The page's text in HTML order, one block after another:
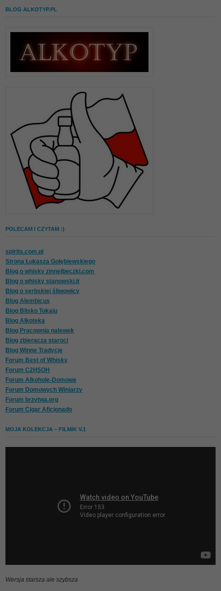
BLOG ALKOTYP.PL
POLECAM I CZYTAM :)
spirits.com.pl
Strona Łukasza Gołębiewskiego
Blog o whisky zinnejbeczki.com
Blog o whisky stanowski.it
Blog o serbskiej śliwowicy
Blog Alembicus
Blog Blisko Tokaju
Blog Alkoteka
Blog Pracownia nalewek
Blog zbieracza staroci
Blog Winne Tradycje
Forum Best of Whisky
Forum C2H5OH
Forum Alkohole-Domowe
Forum Domowych Winiarzy
Forum brzytwa.org
Forum Cigar Aficjonado
MOJA KOLEKCJA – FILMIK V.1
Wersja starsza ale szybsza